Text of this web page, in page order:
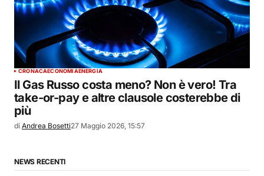
CRONACAECONOMIAENERGIA
Il Gas Russo costa meno? Non è vero! Tra
take-or-pay e altre clausole costerebbe di
più
di Andrea Bosetti27 Maggio 2026, 15:57
NEWS RECENTI